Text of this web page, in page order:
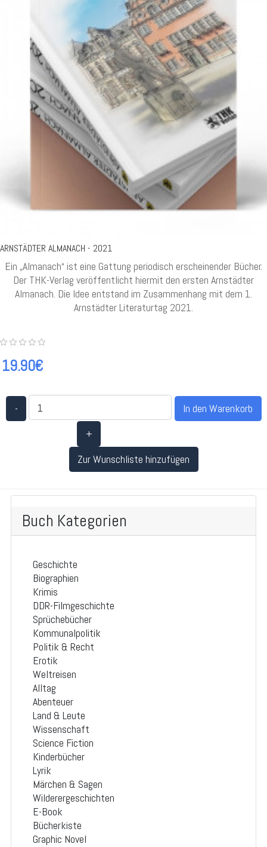
ARNSTÄDTER ALMANACH - 2021
Ein „Almanach“ ist eine Gattung periodisch erscheinender Bücher.
Der THK-Verlag veröffentlicht hiermit den ersten Arnstädter
Almanach. Die Idee entstand im Zusammenhang mit dem 1.
Arnstädter Literaturtag 2021.
19.90€
-
+
Zur Wunschliste hinzufügen
Buch Kategorien
Geschichte
Biographien
Krimis
DDR-Filmgeschichte
Sprüchebücher
Kommunalpolitik
Politik & Recht
Erotik
Weltreisen
Alltag
Abenteuer
Land & Leute
Wissenschaft
Science Fiction
Kinderbücher
Lyrik
Märchen & Sagen
Wilderergeschichten
E-Book
Bücherkiste
Graphic Novel